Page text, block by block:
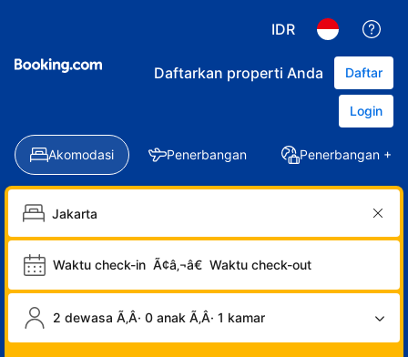
IDR
Daftarkan properti Anda Daftar
Login
Akomodasi Penerbangan Penerbangan +
Waktu check-in Ã¢â‚¬â€ Waktu check-out
2 dewasa Ã‚Â· 0 anak Ã‚Â· 1 kamar